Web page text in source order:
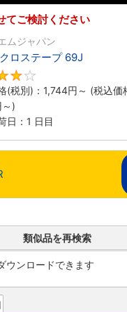
てご検討ください
ムジャパン
ロステープ 69J
(税別)： 1,744円 ～ (税込価
～)
日：1 日目
類似品を再検索
ウンロードできます